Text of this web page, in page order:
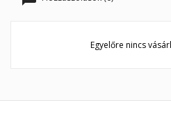
Egyelőre nincs